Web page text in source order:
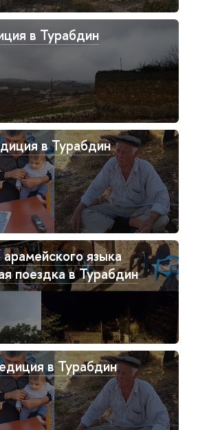
в Турабдин
в Турабдин
языка
поездка в Турабдин
в Турабдин